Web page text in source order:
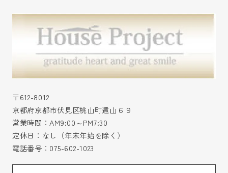
〒612-8012
京都府京都市伏見区桃山町遠山６９
営業時間：AM9:00～PM7:30
定休日：なし（年末年始を除く）
電話番号： 075-602-1023